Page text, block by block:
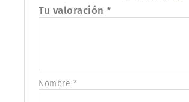
Tu valoración*
Nombre *